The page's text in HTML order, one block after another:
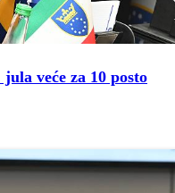
veće za 10 posto